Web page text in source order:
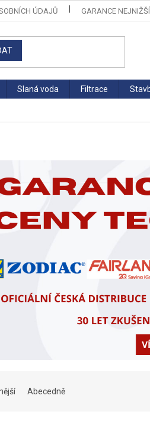
ÚDAJŮ GARANCE NEJNIŽŠÍ
Slaná voda Filtrace
Abecedně